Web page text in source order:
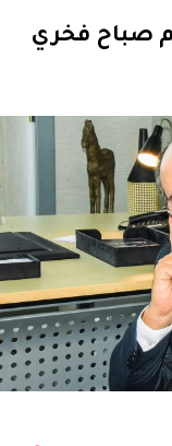
صباح فخري